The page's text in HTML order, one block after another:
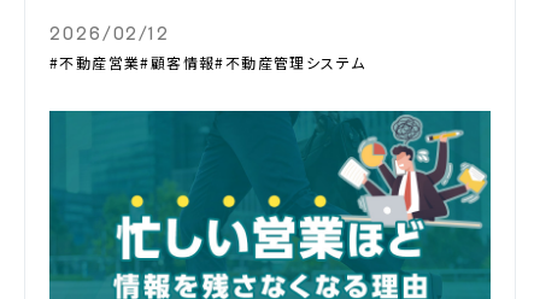
2026/02/12
#不動産営業#顧客情報#不動産管理システム